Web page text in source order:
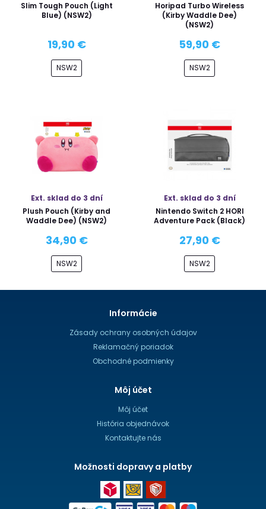
Slim Tough Pouch (Light
Blue) (NSW2)
19,90 €
NSW2
Horipad Turbo Wireless
(Kirby Waddle Dee)
(NSW2)
59,90 €
NSW2
Ext. sklad do 3 dní
Plush Pouch (Kirby and
Waddle Dee) (NSW2)
34,90 €
NSW2
Ext. sklad do 3 dní
Nintendo Switch 2 HORI
Adventure Pack (Black)
27,90 €
NSW2
Informácie
Zásady ochrany osobných údajov
Reklamačný poriadok
Obchodné podmienky
Môj účet
Môj účet
História objednávok
Kontaktujte nás
Možnosti dopravy a platby